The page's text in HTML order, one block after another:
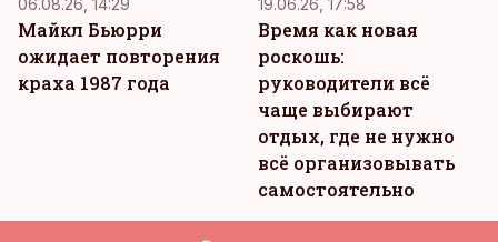
06.08.26, 14:29
Майкл Бьюрри
ожидает повторения
краха 1987 года
19.06.26, 17:58
Время как новая
роскошь:
руководители всё
чаще выбирают
отдых, где не нужно
всё организовывать
самостоятельно